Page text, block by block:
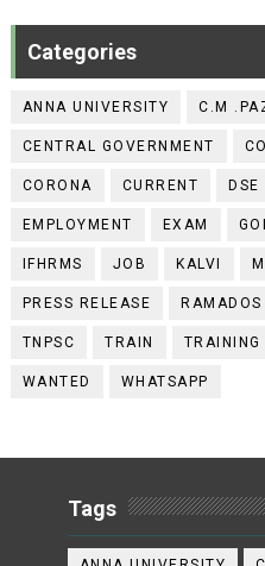
Categories
ANNA UNIVERSITY C.M
CENTRAL GOVERNMENT
CORONA CURRENT DSE
EMPLOYMENT EXAM
IFHRMS JOB KALVI
PRESS RELEASE RAMADOS
TNPSC TRAIN TRAINING
WANTED WHATSAPP
Tags